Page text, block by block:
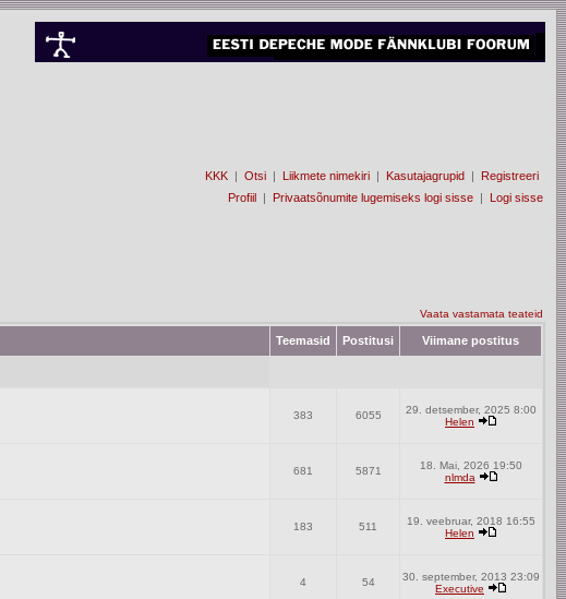
KKK | Otsi | Liikmete nimekiri | Kasutajagrupid | Registreeri
Profiil | Privaatsõnumite lugemiseks logi sisse | Logi sisse
Vaata vastamata teateid
Teemasid Postitusi Viimane postitus
383 6055
29. detsember, 2025 8:00
Helen
681 5871
18. Mai, 2026 19:50
nlmda
183 511
19. veebruar, 2018 16:55
Helen
4 54
30. september, 2013 23:09
Executive